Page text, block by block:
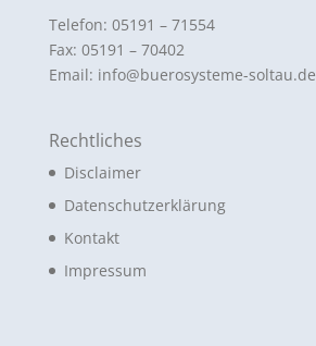
Telefon: 05191 – 71554
Fax: 05191 – 70402
Email: info@buerosysteme-soltau.de
Rechtliches
Disclaimer
Datenschutzerklärung
Kontakt
Impressum